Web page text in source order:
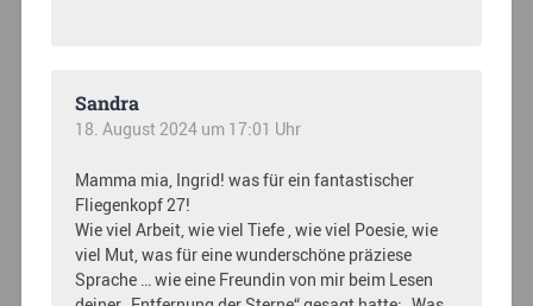
Sandra
18. August 2024 um 17:01 Uhr
Mamma mia, Ingrid! was für ein fantastischer
Fliegenkopf 27!
Wie viel Arbeit, wie viel Tiefe , wie viel Poesie, wie
viel Mut, was für eine wunderschöne präziese
Sprache … wie eine Freundin von mir beim Lesen